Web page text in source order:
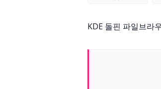
KDE 돌핀 파일브라